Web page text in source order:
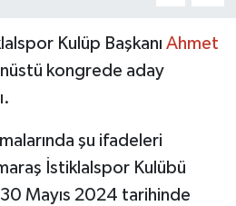
Kulüp Başkanı Ahmet
kongrede aday
şu ifadeleri
İstiklalspor Kulübü
30 Mayıs 2024 tarihinde